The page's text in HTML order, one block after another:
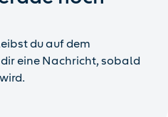
du auf dem
eine Nachricht, sobald